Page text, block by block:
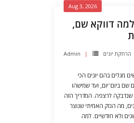
דווקא שם,
Aug 3, 2026
Admin הרחקת יונים
מגלים בהם יונים הכי
שם ביום־יום, ועד שמישהו
שנדבקה לרצפה. המדריך הזה
מה הנזק האמיתי שנוצר
ולא חודשיים. למה